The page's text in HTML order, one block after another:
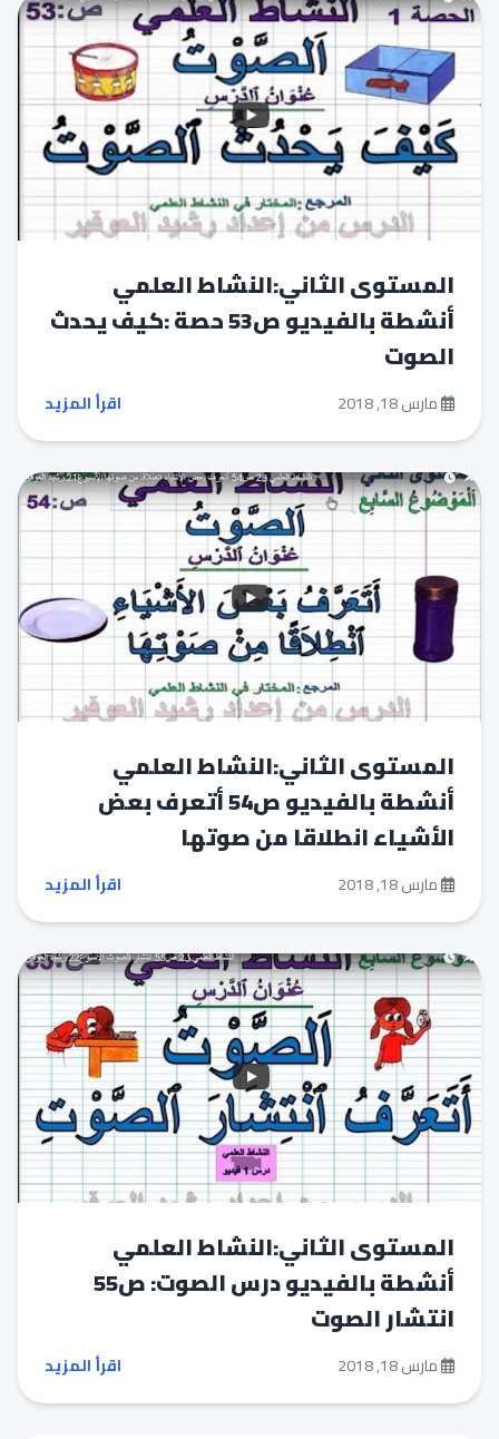
المستوى الثاني:النشاط العلمي
أنشطة بالفيديو ص53 حصة :كيف يحدث
الصوت
مارس 18, 2018 اقرأ المزيد
المستوى الثاني:النشاط العلمي
أنشطة بالفيديو ص54 أتعرف بعض
الأشياء انطلاقا من صوتها
مارس 18, 2018 اقرأ المزيد
المستوى الثاني:النشاط العلمي
أنشطة بالفيديو درس الصوت: ص55
انتشار الصوت
مارس 18, 2018 اقرأ المزيد